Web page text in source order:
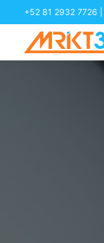
+52 81 2932 7726